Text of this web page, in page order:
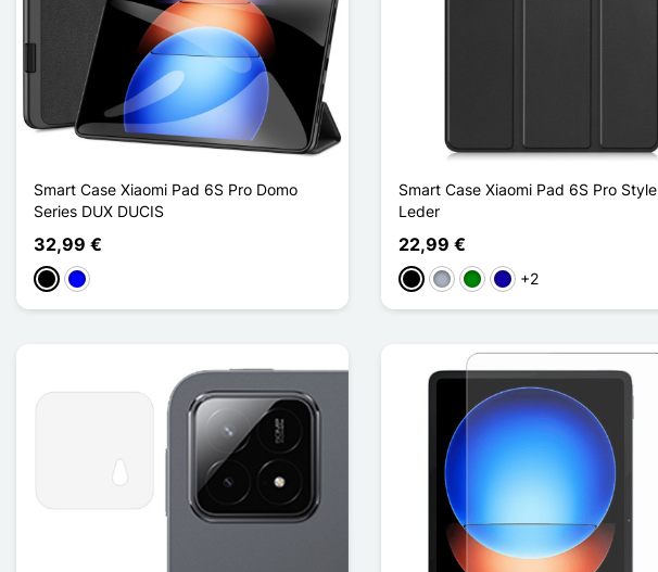
Smart Case Xiaomi Pad 6S Pro Domo
Series DUX DUCIS
32,99 €
Schwarz
Blau
Smart Case Xiaomi Pad 6S Pro Style
Leder
22,99 €
Schwarz
GrauGrünDunkelblau
+2